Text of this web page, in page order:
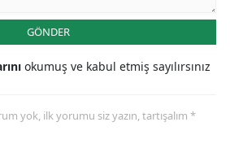
GÖNDER
okumuş ve kabul etmiş sayılırsınız
yok, ilk yorumu siz yazın, tartışalım *